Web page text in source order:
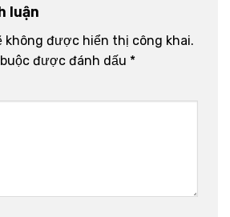
luận
không được hiển thị công khai.
được đánh dấu *